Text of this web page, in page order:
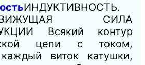
ИНДУКТИВНОСТЬ.
СИЛА
Всякий контур
цепи с током,
виток катушки,